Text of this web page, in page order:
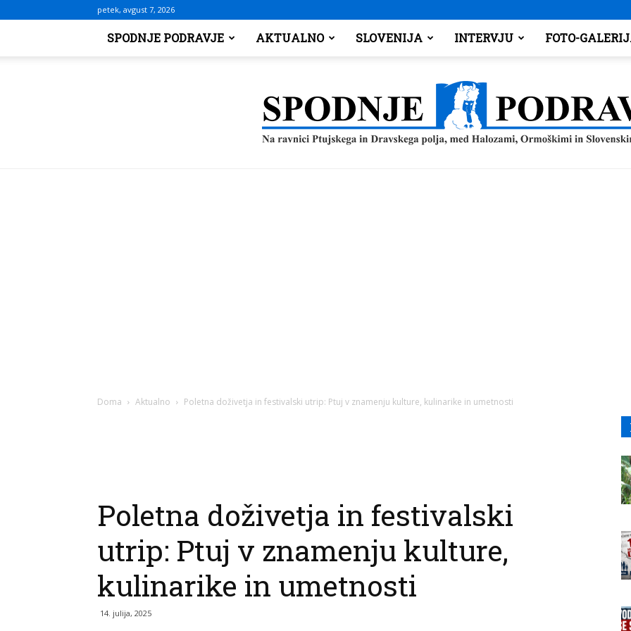
petek, avgust 7, 2026
SPODNJE PODRAVJE AKTUALNO SLOVENIJA INTERVJU FOTO-
Doma Aktualno Poletna doživetja in festivalski utrip: Ptuj v znamenju kulture, kulinarike in umetnosti
Poletna doživetja in festivalski
utrip: Ptuj v znamenju kulture,
kulinarike in umetnosti
14. julija, 2025